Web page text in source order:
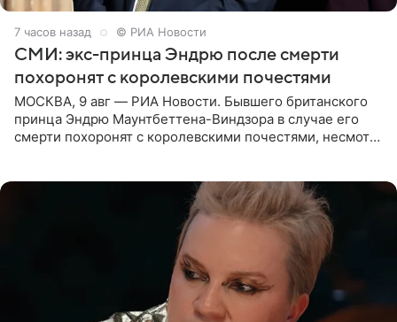
7 часов назад © РИА Новости
СМИ: экс-принца Эндрю после смерти
похоронят с королевскими почестями
МОСКВА, 9 авг — РИА Новости. Бывшего британского
принца Эндрю Маунтбеттена-Виндзора в случае его
смерти похоронят с королевскими почестями, несмотря